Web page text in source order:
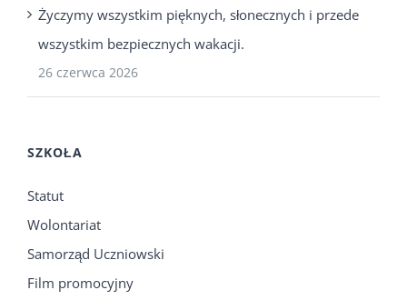
Życzymy wszystkim pięknych, słonecznych i przede
wszystkim bezpiecznych wakacji.
26 czerwca 2026
SZKOŁA
Statut
Wolontariat
Samorząd Uczniowski
Film promocyjny